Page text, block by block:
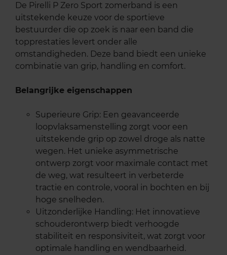
De Pirelli P Zero Sport zomerband is een
uitstekende keuze voor de sportieve
bestuurder die op zoek is naar een band die
topprestaties levert onder alle
omstandigheden. Deze band biedt een unieke
combinatie van grip, handling en comfort.
Belangrijke eigenschappen
Superieure Grip: Een geavanceerde
loopvlaksamenstelling zorgt voor een
uitstekende grip op zowel droge als natte
wegen. Het unieke asymmetrische
ontwerp zorgt voor maximale contact met
de weg, wat resulteert in verbeterde
tractie en controle, vooral in bochten en bij
hoge snelheden.
Uitzonderlijke Handling: Het innovatieve
schouderontwerp biedt verhoogde
stabiliteit en responsiviteit, wat zorgt voor
optimale handling en wendbaarheid.